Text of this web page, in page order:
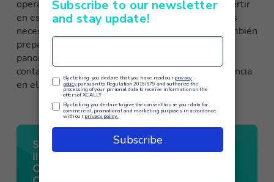
operativa y ofrecer un servicio de alta calidad. Invertir
en estas tecnologías no sólo ayuda a satisfacer las
necesidades actuales de los clientes, sino que también
prepara a las empresas para
panorama competitivo
contacto puede alcanzar nuevos niveles de excelencia
en el servicio al cliente.